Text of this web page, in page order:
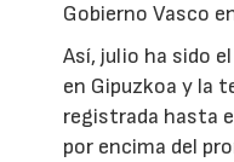
Gobierno Vasco
Así, julio ha sido
en Gipuzkoa y la
registrada hasta
por encima del